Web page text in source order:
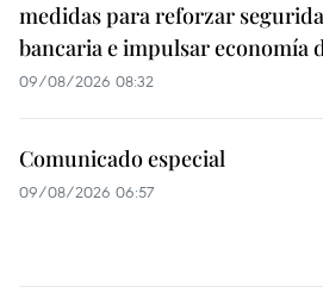
medidas para reforzar
bancaria e impulsar economía
09/08/2026 08:32
Comunicado especial
09/08/2026 06:57